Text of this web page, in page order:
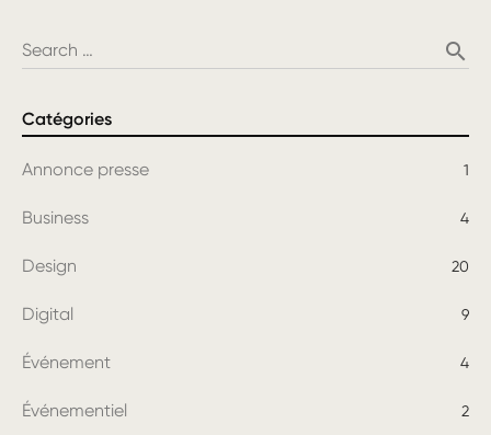
Search … search
Catégories
Annonce presse 1
Business 4
Design 20
Digital 9
Événement 4
Événementiel 2